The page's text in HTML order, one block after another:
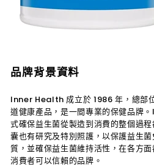
品牌背景資料
Inner Health 成立於 1986 年，總部
道健康產品，是一間專業的保健品牌
式確保益生菌從製造到消費的整個過
囊也有研究及特別照護，以保護益生
質，並確保益生菌維持活性，在各方
消費者可以信賴的品牌。